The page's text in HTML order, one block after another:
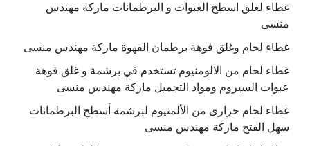
غطاء لغلق اسطح العبوات و البرطمانات ماركة مهندس
منسى
غطاء لحام وغلق فوهة برطمان القهوة ماركة مهندس منسى
غطاء لحام من الالومنيوم تستخدم في برشمة و غلق فوهة
عبوات السيروم ومواد التجميل ماركة مهندس منسى
غطاء لحام حرارى من الألمنيوم لبرشمة أسطح البرطمانات
سهل الفتح ماركة مهندس منسى